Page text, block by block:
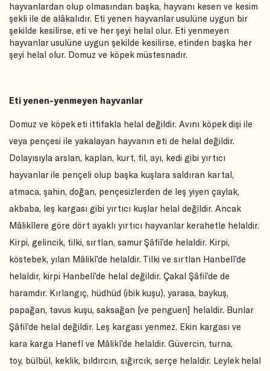
hayvanlardan olup olmasından başka, hayvanı kesen ve kesim
şekli ile de alâkalıdır. Eti yenen hayvanlar usulüne uygun bir
şekilde kesilirse, eti ve her şeyi helal olur. Eti yenmeyen
hayvanlar usulüne uygun şekilde kesilirse, etinden başka her
şeyi helal olur. Domuz ve köpek müstesnadır.
Eti yenen-yenmeyen hayvanlar
Domuz ve köpek eti ittifakla helal değildir. Avını köpek dişi ile
veya pençesi ile yakalayan hayvanın eti de helal değildir.
Dolayısıyla arslan, kaplan, kurt, fil, ayı, kedi gibi yırtıcı
hayvanlar ile pençeli olup başka kuşlara saldıran kartal,
atmaca, şahin, doğan, pençesizlerden de leş yiyen çaylak,
akbaba, leş kargası gibi yırtıcı kuşlar helal değildir. Ancak
Mâlikîlere göre dört ayaklı yırtıcı hayvanlar kerahetle helaldir.
Kirpi, gelincik, tilki, sırtlan, samur Şâfiî’de helaldir. Kirpi,
köstebek, yılan Mâlikî’de helaldir. Tilki ve sırtlan Hanbelî’de
helaldir, kirpi Hanbelî’de helal değildir. Çakal Şâfiî’de de
haramdır. Kırlangıç, hüdhüd (ibik kuşu), yarasa, baykuş,
papağan, tavus kuşu, saksağan [ve penguen] helaldir. Bunlar
Şâfiî’de helal değildir. Leş kargası yenmez. Ekin kargası ve
kara karga Hanefî ve Mâlikî’de helaldir. Güvercin, turna,
toy, bülbül, keklik, bıldırcın, sığırcık, serçe helaldir. Leylek helal